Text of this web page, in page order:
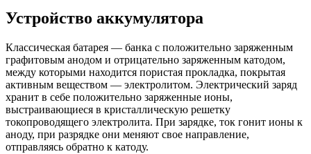
Устройство аккумулятора
Классическая батарея — банка с положительно заряженным
графитовым анодом и отрицательно заряженным катодом,
между которыми находится пористая прокладка, покрытая
активным веществом — электролитом. Электрический заряд
хранит в себе положительно заряженные ионы,
выстраивающиеся в кристаллическую решетку
токопроводящего электролита. При зарядке, ток гонит ионы к
аноду, при разрядке они меняют свое направление,
отправляясь обратно к катоду.